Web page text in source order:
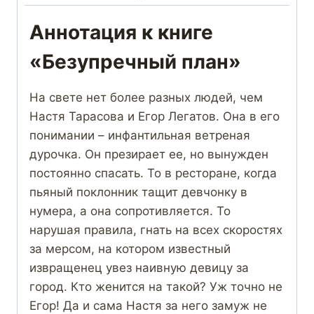
Аннотация к книге
«Безупречный план»
На свете нет более разных людей, чем
Настя Тарасова и Егор Легатов. Она в его
понимании – инфантильная ветреная
дурочка. Он презирает ее, но вынужден
постоянно спасать. То в ресторане, когда
пьяный поклонник тащит девчонку в
нумера, а она сопротивляется. То
нарушая правила, гнать на всех скоростях
за мерсом, на котором известный
извращенец увез наивную девицу за
город. Кто женится на такой? Уж точно не
Егор! Да и сама Настя за него замуж не